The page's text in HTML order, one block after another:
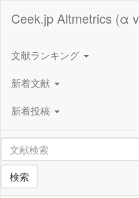
Ceek.jp Altmetrics (α
文献ランキング
新着文献
新着投稿
検索